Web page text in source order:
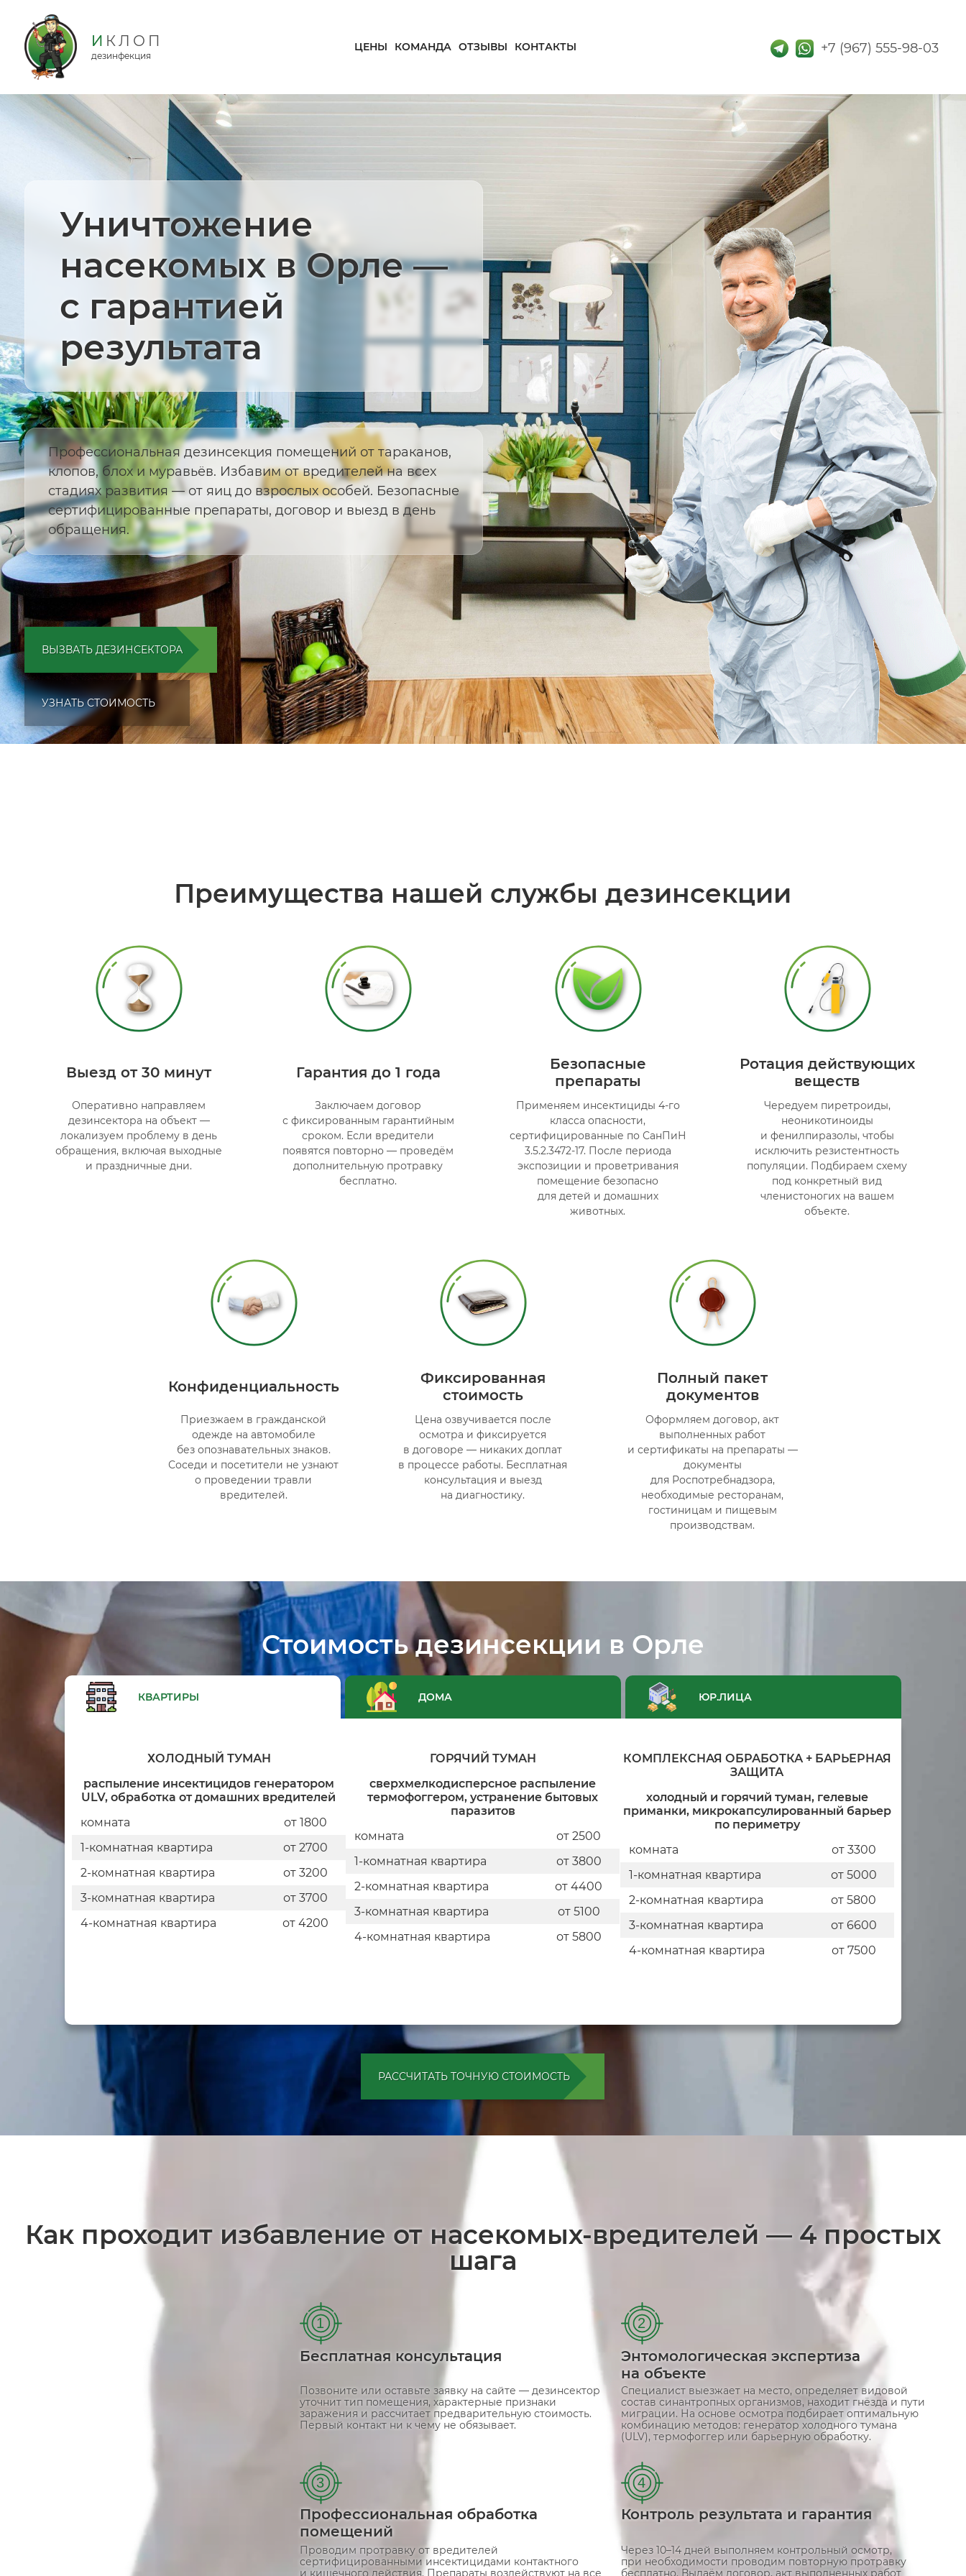
дезинфекция
ЦЕНЫ КОМАНДА ОТЗЫВЫ КОНТАКТЫ
Уничтожение
насекомых в Орле —
с гарантией
результата
Профессиональная дезинсекция помещений от тараканов,
клопов, блох и муравьёв. Избавим от вредителей на всех
стадиях развития — от яиц до взрослых особей. Безопасные
сертифицированные препараты, договор и выезд в день
обращения.
ВЫЗВАТЬ ДЕЗИНСЕКТОРА
УЗНАТЬ СТОИМОСТЬ
Преимущества нашей службы дезинсекции
Выезд от 30 минут
Оперативно направляем
дезинсектора на объект —
локализуем проблему в день
обращения, включая выходные
и праздничные дни.
Гарантия до 1 года
Заключаем договор
с фиксированным гарантийным
сроком. Если вредители
появятся повторно — проведём
дополнительную протравку
бесплатно.
Безопасные
препараты
Применяем инсектициды 4-го
класса опасности,
сертифицированные по СанПиН
3.5.2.3472-17. После периода
экспозиции и проветривания
помещение безопасно
для детей и домашних
животных.
Ротация действующих
веществ
Чередуем пиретроиды,
неоникотиноиды
и фенилпиразолы, чтобы
исключить резистентность
популяции. Подбираем схему
под конкретный вид
членистоногих на вашем
объекте.
Конфиденциальность
Приезжаем в гражданской
одежде на автомобиле
без опознавательных знаков.
Соседи и посетители не узнают
о проведении травли
вредителей.
Фиксированная
стоимость
Цена озвучивается после
осмотра и фиксируется
в договоре — никаких доплат
в процессе работы. Бесплатная
консультация и выезд
на диагностику.
Полный пакет
документов
Оформляем договор, акт
выполненных работ
и сертификаты на препараты —
документы
для Роспотребнадзора,
необходимые ресторанам,
гостиницам и пищевым
производствам.
Стоимость дезинсекции в Орле
КВАРТИРЫ ДОМА ЮР.ЛИЦА
ХОЛОДНЫЙ ТУМАН
распыление инсектицидов генератором
ULV, обработка от домашних вредителей
комната
от 1800
1-комнатная квартира
от 2700
2-комнатная квартира
от 3200
3-комнатная квартира
от 3700
4-комнатная квартира
от 4200
ГОРЯЧИЙ ТУМАН
сверхмелкодисперсное распыление
термофоггером, устранение бытовых
паразитов
комната
от 2500
1-комнатная квартира
от 3800
2-комнатная квартира
от 4400
3-комнатная квартира
от 5100
4-комнатная квартира
от 5800
КОМПЛЕКСНАЯ ОБРАБОТКА + БАРЬЕРНАЯ
ЗАЩИТА
холодный и горячий туман, гелевые
приманки, микрокапсулированный барьер
по периметру
комната
от 3300
1-комнатная квартира
от 5000
2-комнатная квартира
от 5800
3-комнатная квартира
от 6600
4-комнатная квартира
от 7500
РАССЧИТАТЬ ТОЧНУЮ СТОИМОСТЬ
Как проходит избавление от насекомых-вредителей — 4 простых
шага
1
Бесплатная консультация
Позвоните или оставьте заявку на сайте — дезинсектор
уточнит тип помещения, характерные признаки
заражения и рассчитает предварительную стоимость.
Первый контакт ни к чему не обязывает.
2
Энтомологическая экспертиза
на объекте
Специалист выезжает на место, определяет видовой
состав синантропных организмов, находит гнёзда и пути
миграции. На основе осмотра подбирает оптимальную
комбинацию методов: генератор холодного тумана
(ULV), термофоггер или барьерную обработку.
3
Профессиональная обработка
помещений
Проводим протравку от вредителей
сертифицированными инсектицидами контактного
и кишечного действия. Препараты воздействуют на все
4
Контроль результата и гарантия
Через 10–14 дней выполняем контрольный осмотр,
при необходимости проводим повторную протравку
бесплатно. Выдаём договор, акт выполненных работ